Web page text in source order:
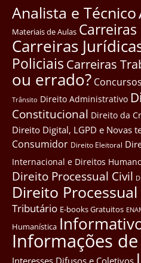
Analista e Técnico
Materiais de Aulas Carreiras
Carreiras
Policiais Carreiras
ou errado?
Trânsito Direito Administrativo
Constitucional Direito da
Direito Digital, LGPD e Novas
Consumidor Direito Eleitoral
Internacional e Direitos
Direito Processual Civil
Direito Processual
Tributário E-books Gratuitos
Humanística
Informações